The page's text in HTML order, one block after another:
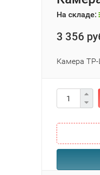
На складе:
3 356
Камера TP-